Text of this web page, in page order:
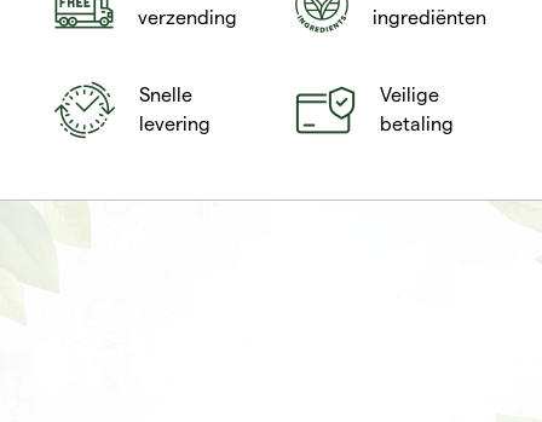
verzending
ingrediënten
Snelle
levering
Veilige
betaling